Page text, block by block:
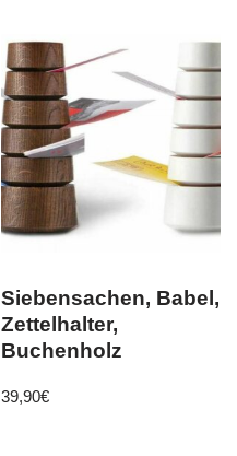
Siebensachen, Babel,
Zettelhalter,
Buchenholz
39,90€